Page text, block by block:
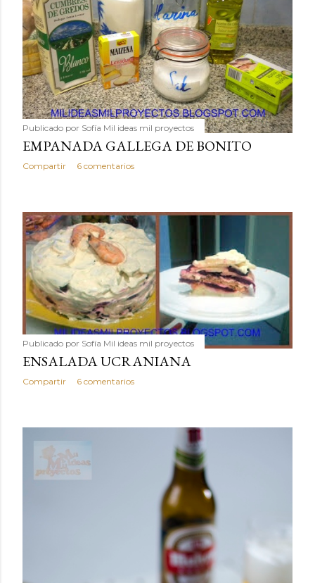
Publicado por Sofía Mil ideas mil proyectos
EMPANADA GALLEGA DE BONITO
Compartir 6 comentarios
Publicado por Sofía Mil ideas mil proyectos
ENSALADA UCRANIANA
Compartir 6 comentarios